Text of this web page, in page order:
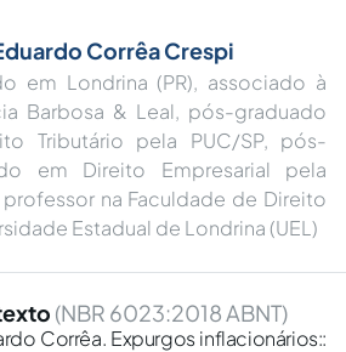
Corrêa Crespi
em Londrina (PR), associado à
Barbosa & Leal, pós-graduado
Tributário pela PUC/SP, pós-
em Direito Empresarial pela
professor na Faculdade de Direito
Estadual de Londrina (UEL)
(NBR 6023:2018 ABNT)
Corrêa. Expurgos inflacionários::